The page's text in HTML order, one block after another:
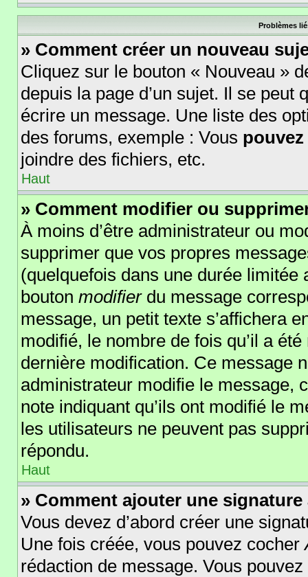
Problèmes
» Comment créer un nouveau
Cliquez sur le bouton « Nouveau »
depuis la page d’un sujet. Il se peut
écrire un message. Une liste des
des forums, exemple : Vous pouvez
joindre des fichiers, etc.
Haut
» Comment modifier ou
À moins d’être administrateur ou
supprimer que vos propres
(quelquefois dans une durée
bouton modifierdu message
message, un petit texte s’affichera
modifié, le nombre de fois qu’il a
dernière modification. Ce message
administrateur modifie le message,
note indiquant qu’ils ont modifié le
les utilisateurs ne peuvent pas
répondu.
Haut
» Comment ajouter une signature
Vous devez d’abord créer une
Une fois créée, vous pouvez cocher
rédaction de message. Vous